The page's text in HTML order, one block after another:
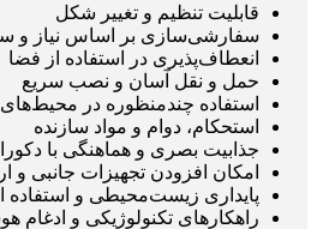
قابلیت تنظیم و تغییر شکل
سفارشی‌سازی بر اساس نیاز و
انعطاف‌پذیری در استفاده از فضا
حمل و نقل آسان و نصب سریع
استفاده چندمنظوره در
استحکام، دوام و مواد سازنده
جذابیت بصری و هماهنگی با
امکان افزودن تجهیزات جانبی و
پایداری زیست‌محیطی و استفاده از
راهکارهای تکنولوژیکی و ادغام